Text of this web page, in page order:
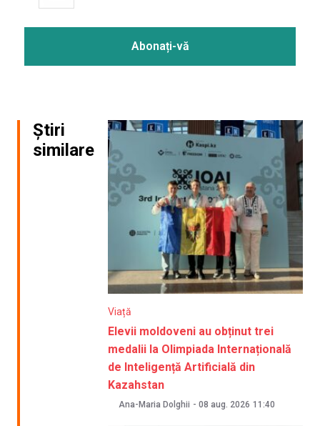
Știri
similare
Viață
Elevii moldoveni au obținut trei
medalii la Olimpiada Internațională
de Inteligență Artificială din
Kazahstan
Ana-Maria Dolghii - 08 aug. 2026 11:40